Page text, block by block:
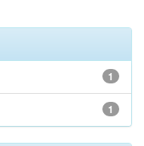
1
1